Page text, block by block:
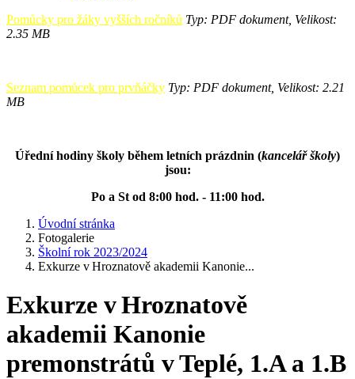
Pomůcky pro žáky vyšších ročníků Typ: PDF dokument, Velikost:
2.35 MB
Seznam pomůcek pro prvňáčky Typ: PDF dokument, Velikost: 2.21
MB
Úřední hodiny školy během letních prázdnin (kancelář školy)
jsou:
Po a St od 8:00 hod. - 11:00 hod.
Úvodní stránka
Fotogalerie
Školní rok 2023/2024
Exkurze v Hroznatově akademii Kanonie...
Exkurze v Hroznatově
akademii Kanonie
premonstrátů v Teplé, 1.A a 1.B